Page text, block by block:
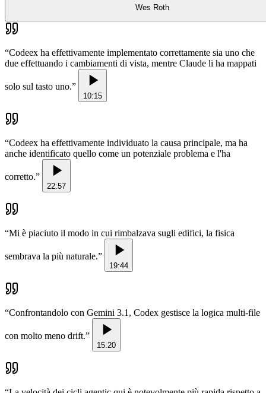
Wes Roth
“Codeex ha effettivamente implementato correttamente sia uno che
due effettuando i cambiamenti di vista, mentre Claude li ha mappati
solo sul tasto uno.”
10:15
“Codeex ha effettivamente individuato la causa principale, ma ha
anche identificato quello come un potenziale problema e l'ha
corretto.”
22:57
“Mi è piaciuto il modo in cui rimbalzava sugli edifici, la fisica
sembrava la più naturale.”
19:44
“Confrontandolo con Gemini 3.1, Codex gestisce la logica multi-file
con molto meno drift.”
15:20